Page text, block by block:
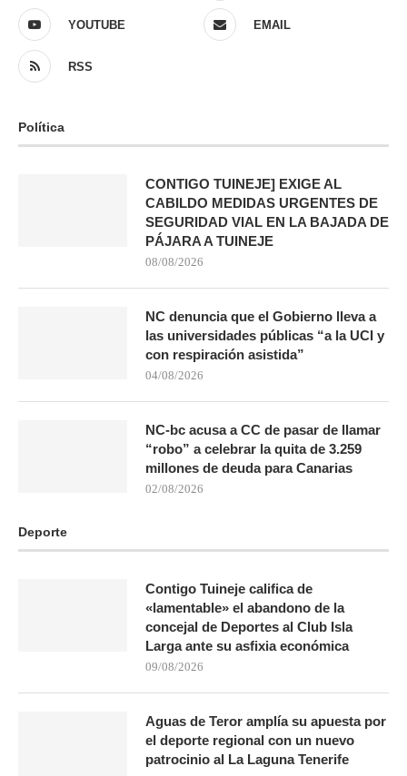
YOUTUBE EMAIL
RSS
Política
CONTIGO TUINEJE] EXIGE AL
CABILDO MEDIDAS URGENTES DE
SEGURIDAD VIAL EN LA BAJADA DE
PÁJARA A TUINEJE
08/08/2026
NC denuncia que el Gobierno lleva a
las universidades públicas “a la UCI y
con respiración asistida”
04/08/2026
NC-bc acusa a CC de pasar de llamar
“robo” a celebrar la quita de 3.259
millones de deuda para Canarias
02/08/2026
Deporte
Contigo Tuineje califica de
«lamentable» el abandono de la
concejal de Deportes al Club Isla
Larga ante su asfixia económica
09/08/2026
Aguas de Teror amplía su apuesta por
el deporte regional con un nuevo
patrocinio al La Laguna Tenerife